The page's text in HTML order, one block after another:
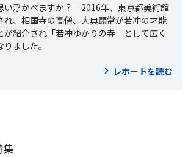
い浮かべますか？ 2016年、東京都美術館
れ、相国寺の高僧、大典顕常が若冲の才能
が紹介され「若冲ゆかりの寺」として広く
ました。
レポートを読む